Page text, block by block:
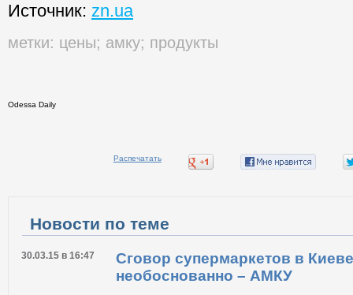
Источник: zn.ua
метки: цены; амку; продукты
Odessa Daily
Распечатать
Новости по теме
30.03.15 в 16:47
Сговор супермаркетов в
необоснованно – АМКУ